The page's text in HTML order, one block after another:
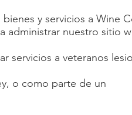
y servicios a Wine
administrar nuestro sitio
servicios a veteranos
o como parte de un